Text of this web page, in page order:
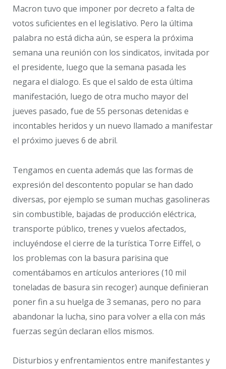
Macron tuvo que imponer por decreto a falta de
votos suficientes en el legislativo. Pero la última
palabra no está dicha aún, se espera la próxima
semana una reunión con los sindicatos, invitada por
el presidente, luego que la semana pasada les
negara el dialogo. Es que el saldo de esta última
manifestación, luego de otra mucho mayor del
jueves pasado, fue de 55 personas detenidas e
incontables heridos y un nuevo llamado a manifestar
el próximo jueves 6 de abril.
Tengamos en cuenta además que las formas de
expresión del descontento popular se han dado
diversas, por ejemplo se suman muchas gasolineras
sin combustible, bajadas de producción eléctrica,
transporte público, trenes y vuelos afectados,
incluyéndose el cierre de la turística Torre Eiffel, o
los problemas con la basura parisina que
comentábamos en artículos anteriores (10 mil
toneladas de basura sin recoger) aunque definieran
poner fin a su huelga de 3 semanas, pero no para
abandonar la lucha, sino para volver a ella con más
fuerzas según declaran ellos mismos.
Disturbios y enfrentamientos entre manifestantes y